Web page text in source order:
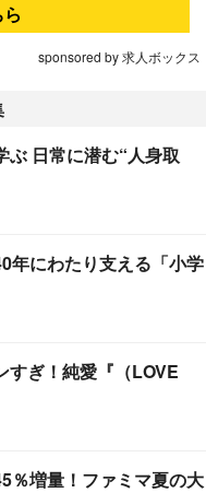
sponsored by 求人ボックス
ぶ 日常に潜む“人身取
年にわたり支える「小学
すぎ！純愛『（LOVE
％増量！ファミマ夏の大